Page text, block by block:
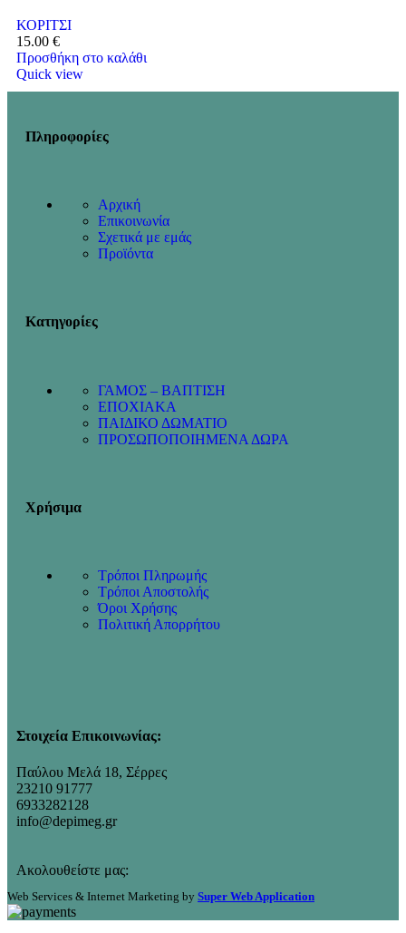
ΚΟΡΙΤΣΙ
15.00 €
Προσθήκη στο καλάθι
Quick view
Πληροφορίες
Αρχική
Επικοινωνία
Σχετικά με εμάς
Προϊόντα
Κατηγορίες
ΓΑΜΟΣ – ΒΑΠΤΙΣΗ
ΕΠΟΧΙΑΚΑ
ΠΑΙΔΙΚΟ ΔΩΜΑΤΙΟ
ΠΡΟΣΩΠΟΠΟΙΗΜΕΝΑ ΔΩΡΑ
Χρήσιμα
Τρόποι Πληρωμής
Τρόποι Αποστολής
Όροι Χρήσης
Πολιτική Απορρήτου
Στοιχεία Επικοινωνίας:
Παύλου Μελά 18, Σέρρες
23210 91777
6933282128
info@depimeg.gr
Ακολουθείστε μας:
Web Services & Internet Marketing by Super Web Application